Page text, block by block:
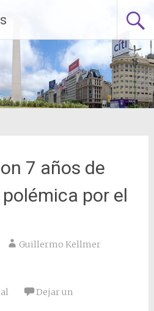
7 años de
por el
Guillermo Kellmer
Dejar un